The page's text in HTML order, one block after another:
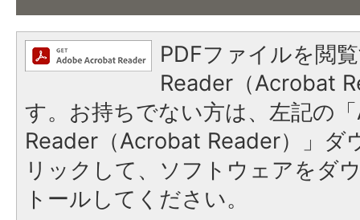
PDFファイルを閲
Reader（Acrobat
す。お持ちでない方は、左記の
Reader（Acrobat Reader）」ダ
リックして、ソフトウェアをダ
トールしてください。